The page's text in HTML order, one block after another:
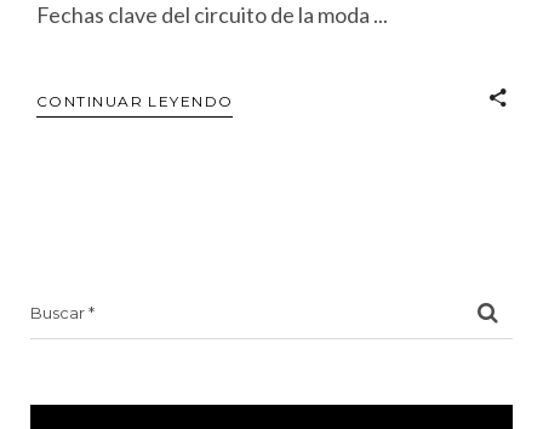
Fechas clave del circuito de la moda
CONTINUAR LEYENDO